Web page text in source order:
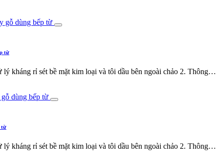
từ
lý kháng rỉ sét bề mặt kim loại và tôi dầu bên ngoài chảo 2. Thông…
từ
lý kháng rỉ sét bề mặt kim loại và tôi dầu bên ngoài chảo 2. Thông…